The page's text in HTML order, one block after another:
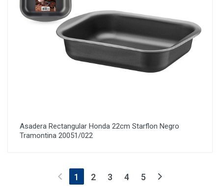
Asadera Rectangular Honda 22cm Starflon Negro
Tramontina 20051/022
1 (current)
2 3 4 5